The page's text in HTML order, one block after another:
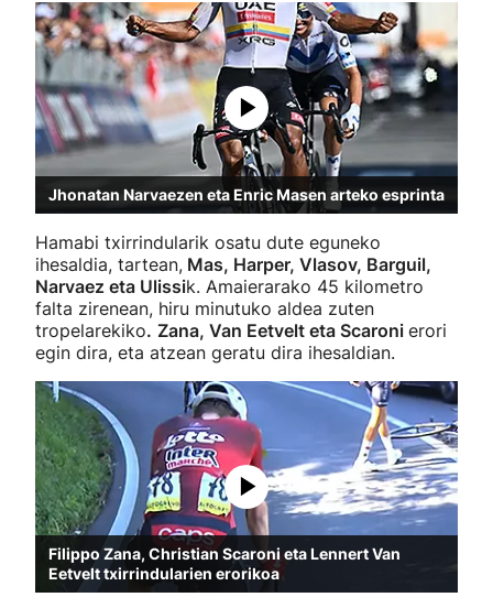
Jhonatan Narvaezen eta Enric Masen arteko esprinta
Hamabi txirrindularik osatu dute eguneko
ihesaldia, tartean, Mas, Harper, Vlasov, Barguil,
Narvaez eta Ulissik. Amaierarako 45 kilometro
falta zirenean, hiru minutuko aldea zuten
tropelarekiko. Zana, Van Eetvelt eta Scaroni erori
egin dira, eta atzean geratu dira ihesaldian.
Filippo Zana, Christian Scaroni eta Lennert Van
Eetvelt txirrindularien erorikoa